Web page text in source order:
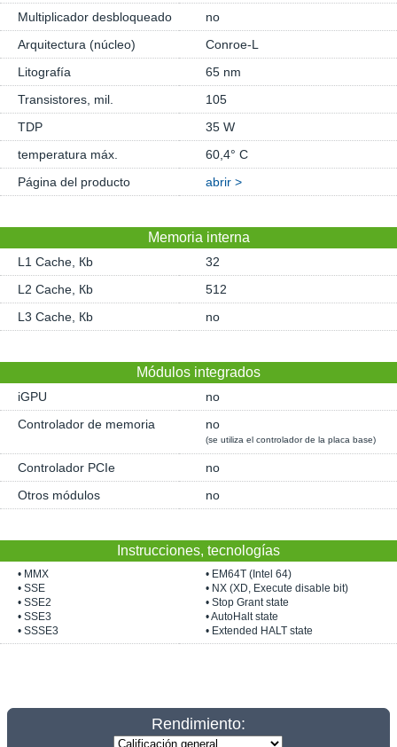
Multiplicador desbloqueado
no
Arquitectura (núcleo)
Conroe-L
Litografía
65 nm
Transistores, mil.
105
TDP
35 W
temperatura máx.
60,4° C
Página del producto
abrir >
Memoria interna
L1 Cache, Кb
32
L2 Cache, Кb
512
L3 Cache, Кb
no
Módulos integrados
iGPU
no
Controlador de memoria
no
(se utiliza el controlador de la placa base)
Controlador PCIe
no
Otros módulos
no
Instrucciones, tecnologías
• MMX
• SSE
• SSE2
• SSE3
• SSSE3
• EM64T (Intel 64)
• NX (XD, Execute disable bit)
• Stop Grant state
• AutoHalt state
• Extended HALT state
Rendimiento: